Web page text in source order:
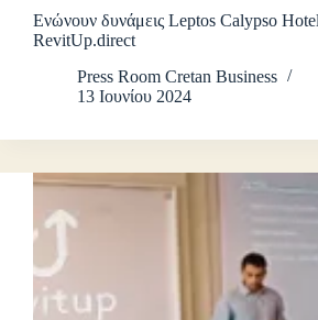
Ενώνουν δυνάμεις Leptos Calypso
RevitUp.direct
Press Room Cretan Business
13 Ιουνίου 2024